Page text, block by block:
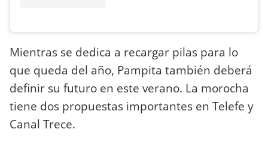
Mientras se dedica a recargar pilas para lo
que queda del año, Pampita también deberá
definir su futuro en este verano. La morocha
tiene dos propuestas importantes en Telefe y
Canal Trece.